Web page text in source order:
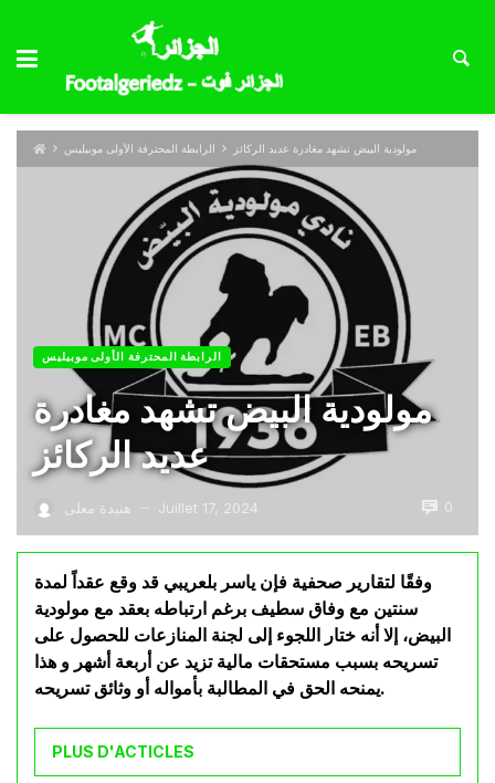
الرابطة المحترفة الأولى موبيليس مولودية البيض تشهد مغادرة عديد الركائز
الرابطة المحترفة الأولى موبيليس
مولودية البيض تشهد مغادرة
عديد الركائز
هنيدة معلى — Juillet 17, 2024 0
وفقًا لتقارير صحفية فإن ياسر بلعريبي قد وقع عقداً لمدة
سنتين مع وفاق سطيف برغم ارتباطه بعقد مع مولودية
البيض، إلا أنه ختار اللجوء إلى لجنة المنازعات للحصول على
تسريحه بسبب مستحقات مالية تزيد عن أربعة أشهر و هذا
يمنحه الحق في المطالبة بأمواله أو وثائق تسريحه.
PLUS D'ACTICLES